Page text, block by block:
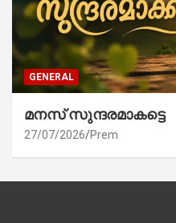
GENERAL
മനസ് സുന്ദരമാകട്ടെ
27/07/2026 Prem